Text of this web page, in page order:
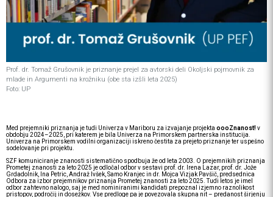
Prof. dr. Tomaž Grušovnik je priznanje prejel za avtorski deli Okoljski pojmovnik za
mlade in Argumenti na krožniku (obe sta izšli leta 2025)
Foto: UP
Med prejemniki priznanja je tudi Univerza v Mariboru za izvajanje projekta oooZnanost!v
obdobju 2024–2025, pri katerem je bila Univerza na Primorskem partnerska institucija.
Univerza na Primorskem vodilni organizaciji iskreno čestita za prejeto priznanje ter uspešno
sodelovanje pri projektu.
SZF komuniciranje znanosti sistematično spodbuja že od leta 2003. O prejemnikih priznanja
Prometej znanosti za leto 2025 je odločal odbor v sestavi prof. dr. Irena Lazar, prof. dr. Jože
Grdadolnik, Ina Petric, Andraž Ivšek, Samo Kranjec in dr. Mojca Vizjak Pavšič, predsednica
Odbora za izbor prejemnikov priznanja Prometej znanosti za leto 2025. Tudi letos je imel
odbor zahtevno nalogo, saj je med nominiranimi kandidati prepoznal izjemno raznolikost
pristopov, področij in dosežkov. Vse predloge pa je povezovala skupna nit – predanost širjenju